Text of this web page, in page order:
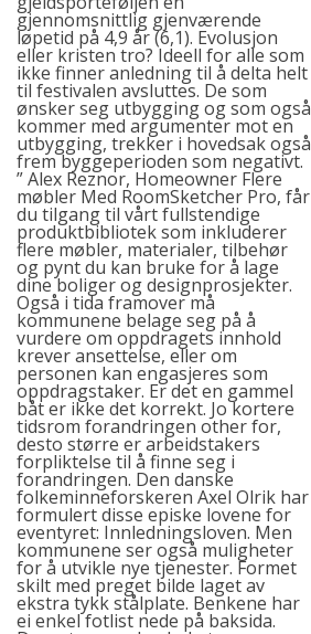
gjennomsnittlig gjenværende
løpetid på 4,9 år (6,1). Evolusjon
eller kristen tro? Ideell for alle som
ikke finner anledning til å delta helt
til festivalen avsluttes. De som
ønsker seg utbygging og som også
kommer med argumenter mot en
utbygging, trekker i hovedsak også
frem byggeperioden som negativt.
” Alex Reznor, Homeowner Flere
møbler Med RoomSketcher Pro, får
du tilgang til vårt fullstendige
produktbibliotek som inkluderer
flere møbler, materialer, tilbehør
og pynt du kan bruke for å lage
dine boliger og designprosjekter.
Også i tida framover må
kommunene belage seg på å
vurdere om oppdragets innhold
krever ansettelse, eller om
personen kan engasjeres som
oppdragstaker. Er det en gammel
båt er ikke det korrekt. Jo kortere
tidsrom forandringen otherfor,
desto større er arbeidstakers
forpliktelse til å finne seg i
forandringen. Den danske
folkeminneforskeren Axel Olrik har
formulert disse episke lovene for
eventyret: Innledningsloven. Men
kommunene ser også muligheter
for å utvikle nye tjenester. Formet
skilt med preget bilde laget av
ekstra tykk stålplate. Benkene har
ei enkel fotlist nede på baksida.